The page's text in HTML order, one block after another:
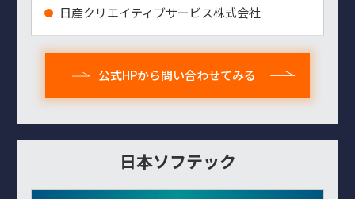
日産クリエイティブサービス株式会社
公式HPから問い合わせてみる
日本ソフテック